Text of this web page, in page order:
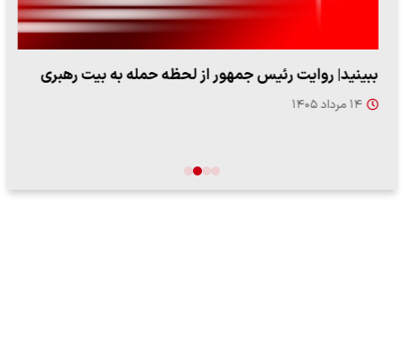
ببینید| روایت رئیس جمهور از لحظه حمله به بیت رهبری
۱۴ مرداد ۱۴۰۵